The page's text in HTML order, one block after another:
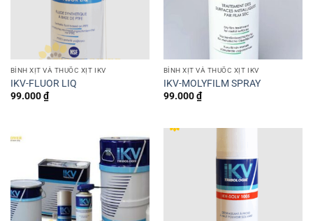
BÌNH XỊT VÀ THUỐC XỊT IKV
IKV-FLUOR LIQ
99.000₫
BÌNH XỊT VÀ THUỐC XỊT IKV
IKV-MOLYFILM SPRAY
99.000₫